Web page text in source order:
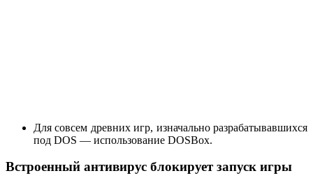
Для совсем древних игр, изначально разрабатывавшихся
под DOS — использование DOSBox.
Встроенный антивирус блокирует запуск игры